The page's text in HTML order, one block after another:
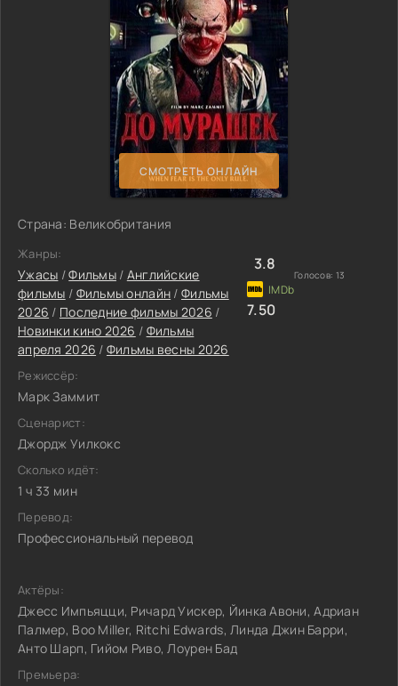
СМОТРЕТЬ ОНЛАЙН
Страна: Великобритания
Жанры:
Ужасы /Фильмы/ Английские
фильмы / Фильмы онлайн /Фильмы
2026 / Последние фильмы 2026 /
Новинки кино 2026 / Фильмы
апреля 2026 / Фильмы весны 2026
Режиссёр:
Марк Заммит
Сценарист:
Джордж Уилкокс
Сколько идёт:
1 ч 33 мин
Перевод:
Профессиональный перевод
3.8
Голосов: 13
7.50
Актёры:
Джесс Импьяцци, Ричард Уискер, Йинка Авони, Адриан
Палмер, Boo Miller, Ritchi Edwards, Линда Джин Барри,
Анто Шарп, Гийом Риво, Лоурен Бад
Премьера: